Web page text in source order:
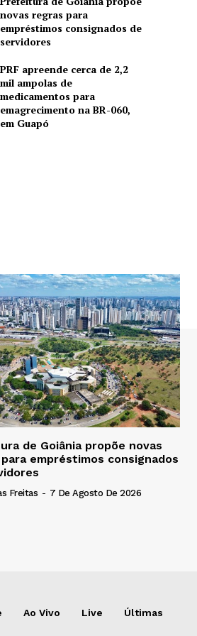
novas regras para
empréstimos consignados de
servidores
PRF apreende cerca de 2,2
mil ampolas de
medicamentos para
emagrecimento na BR-060,
em Guapó
de Goiânia propõe novas
empréstimos consignados
Freitas - 7 De Agosto De 2026
Ao Vivo Live Últimas